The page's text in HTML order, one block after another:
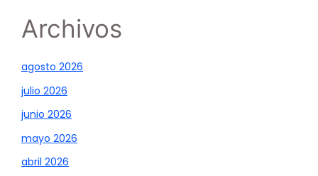
Archivos
agosto 2026
julio 2026
junio 2026
mayo 2026
abril 2026